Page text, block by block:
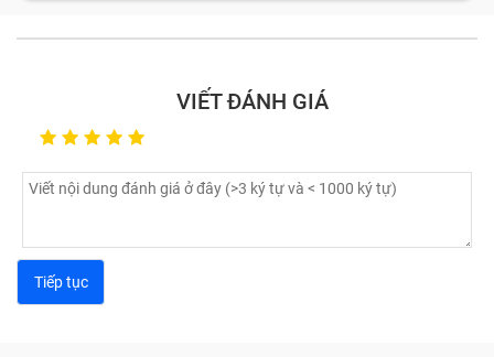
cấp hay mắc phải?
Một chiếc smartphone chứa rất nhiều linh kiện, bộ
hơn có thể phải thay máy mới nếu không sửa chữa kịp
chữa điện thoại khẩn cấp là gì?
VIẾT ĐÁNH GIÁ